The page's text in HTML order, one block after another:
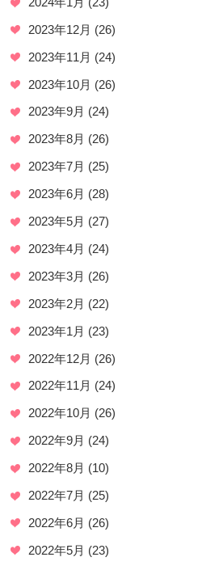
2023年12月 (26)
2023年11月 (24)
2023年10月 (26)
2023年9月 (24)
2023年8月 (26)
2023年7月 (25)
2023年6月 (28)
2023年5月 (27)
2023年4月 (24)
2023年3月 (26)
2023年2月 (22)
2023年1月 (23)
2022年12月 (26)
2022年11月 (24)
2022年10月 (26)
2022年9月 (24)
2022年8月 (10)
2022年7月 (25)
2022年6月 (26)
2022年5月 (23)